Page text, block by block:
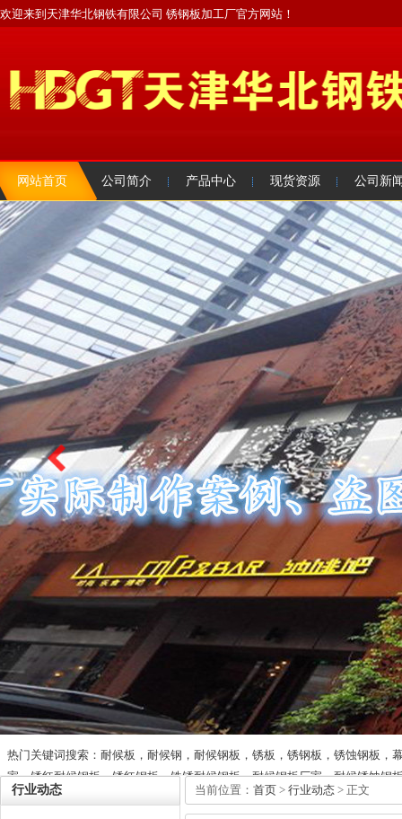
欢迎来到天津华北钢铁有限公司 锈钢板加工厂官方网站！
网站首页 公司简介 产品中心 现货资源 公司新
热门关键词搜索：耐候板，耐候钢，耐候钢板，锈板，锈钢板，锈蚀钢板，
家，锈红耐候钢板，锈红钢板，铁锈耐候钢板，耐候钢板厂家，耐候锈蚀钢
行业动态
当前位置： 首页 > 行业动态 > 正文